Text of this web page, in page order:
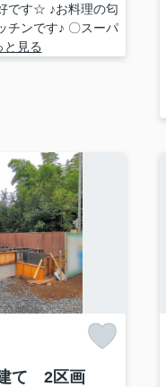
です☆ ♪お料理の匂
チンです♪ 〇スーパ
と見る
て 2区画